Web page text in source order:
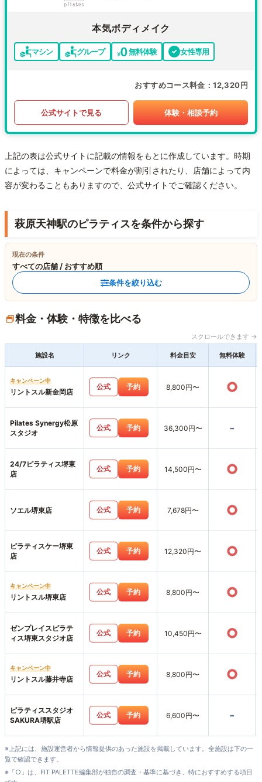
本気ボディメイク
マシン グループ 無料体験 女性専用
おすすめコース料金 12,320円
公式サイトで見る 体験・相談予約
上記の表は公式サイトに記載の情報をもとに作成しています。時期
によっては、キャンペーンで料金が割引されたり、店舗によって内
容が変わることもありますので、公式サイトでご確認ください。
萩原天神駅のピラティスを条件から探す
現在の条件
すべての店舗 / おすすめ順
条件を絞り込む
料金・体験・特徴を比べる
スクロールできます →
施設名 リンク 料金目安 無料体験
キャンペーン中
リントスル新金岡店
公式 予約 8,800円〜 ○
Pilates Synergy松原
スタジオ
公式 予約 36,300円〜 -
24/7ピラティス堺東
店
公式 予約 14,500円〜 ○
ソエル堺東店 公式 予約 7,678円〜 ○
ピラティスケー堺東
店
公式 予約 12,320円〜 ○
キャンペーン中
リントスル堺東店
公式 予約 8,800円〜 ○
ゼンプレイスピラテ
ィス堺東スタジオ店
公式 予約 10,450円〜 ○
キャンペーン中
リントスル藤井寺店
公式 予約 8,800円〜 ○
ピラティススタジオ
SAKURA堺駅店
公式 予約 6,600円〜 -
※上記には、施設運営者から情報提供のあった施設を掲載しています。全施設は下の一
覧で確認できます。
※「○」は、FIT PALETTE編集部が独自の調査・基準に基づき、特におすすめする項目